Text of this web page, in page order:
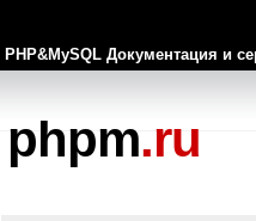
PHP&MySQL Документация и
phpm.ru